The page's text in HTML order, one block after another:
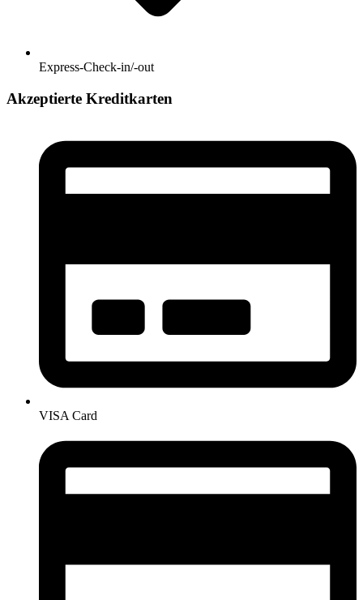
Express-Check-in/-out
Akzeptierte Kreditkarten
VISA Card